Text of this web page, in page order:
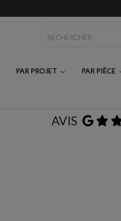
PAR PROJET PAR PIÈCE
AVIS